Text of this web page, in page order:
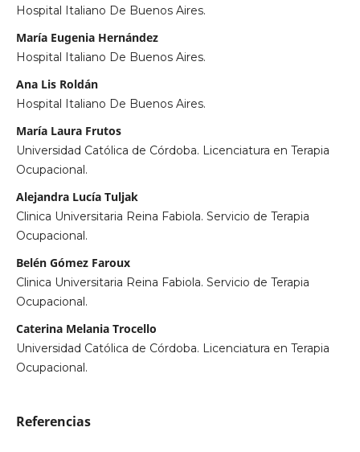
Hospital Italiano De Buenos Aires.
María Eugenia Hernández
Hospital Italiano De Buenos Aires.
Ana Lis Roldán
Hospital Italiano De Buenos Aires.
María Laura Frutos
Universidad Católica de Córdoba. Licenciatura en Terapia
Ocupacional.
Alejandra Lucía Tuljak
Clinica Universitaria Reina Fabiola. Servicio de Terapia
Ocupacional.
Belén Gómez Faroux
Clinica Universitaria Reina Fabiola. Servicio de Terapia
Ocupacional.
Caterina Melania Trocello
Universidad Católica de Córdoba. Licenciatura en Terapia
Ocupacional.
Referencias